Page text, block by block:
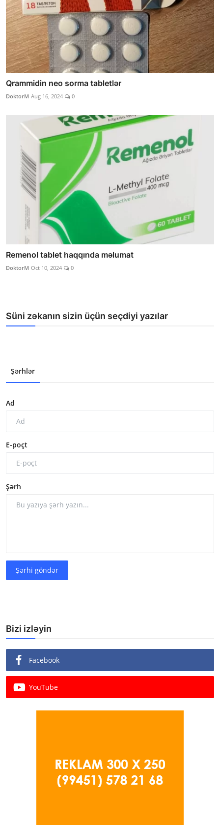
Qrammidin neo sorma tabletlər
DoktorM Aug 16, 2024 0
Remenol tablet haqqında məlumat
DoktorM Oct 10, 2024 0
Süni zəkanın sizin üçün seçdiyi yazılar
Şərhlər
Ad
E-poçt
Şərh
Şərhi göndər
Bizi izləyin
Facebook
YouTube